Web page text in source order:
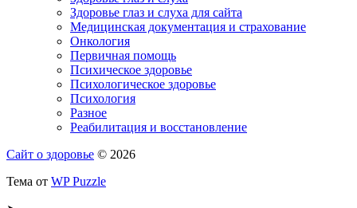
Здоровье глаз и слуха для сайта
Медицинская документация и страхование
Онкология
Первичная помощь
Психическое здоровье
Психологическое здоровье
Психология
Разное
Реабилитация и восстановление
Сайт о здоровье © 2026
Тема от WP Puzzle